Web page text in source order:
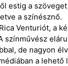
estig a
a színésznő.
Venturiót, a
színművész
de nagyon
a lehető